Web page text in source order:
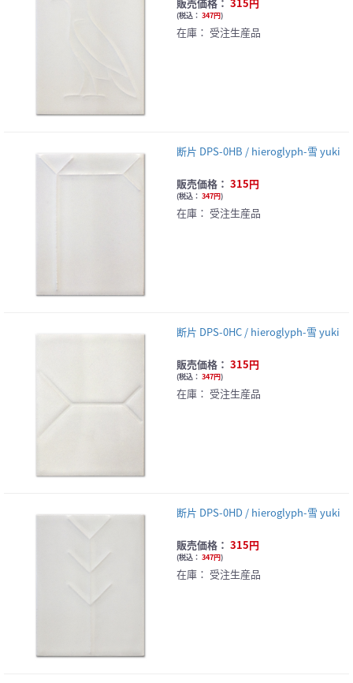
(税込： 347円)
在庫： 受注生産品
断片 DPS-0HB / hieroglyph-雪 yuki
販売価格： 315円
(税込： 347円)
在庫： 受注生産品
断片 DPS-0HC / hieroglyph-雪 yuki
販売価格： 315円
(税込： 347円)
在庫： 受注生産品
断片 DPS-0HD / hieroglyph-雪 yuki
販売価格： 315円
(税込： 347円)
在庫： 受注生産品